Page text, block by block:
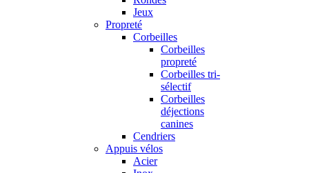
Jeux
Propreté
Corbeilles
Corbeilles
propreté
Corbeilles tri-
sélectif
Corbeilles
déjections
canines
Cendriers
Appuis vélos
Acier